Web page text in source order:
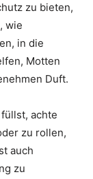
zu bieten,
wie
in die
Motten
Duft.
achte
zu rollen,
auch
zu